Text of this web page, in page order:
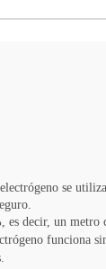
se
decir, un metro
funciona